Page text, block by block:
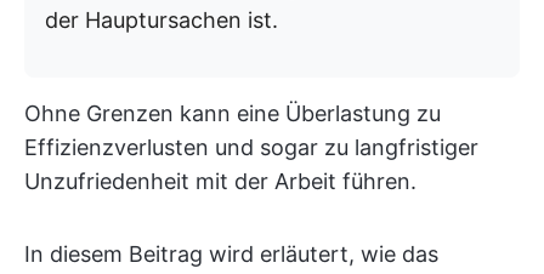
der Hauptursachen ist.
Ohne Grenzen kann eine Überlastung zu
Effizienzverlusten und sogar zu langfristiger
Unzufriedenheit mit der Arbeit führen.
In diesem Beitrag wird erläutert, wie das